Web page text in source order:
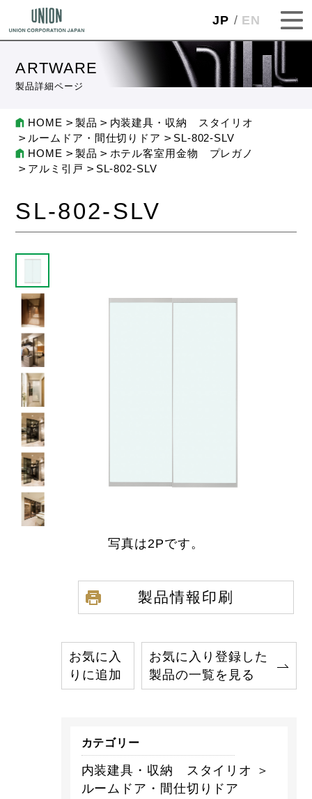
JP EN
ARTWARE
製品詳細ページ
HOME 製品
内装建具・収納 スタイリオ
ルームドア・間仕切りドア
SL-802-SLV
HOME
製品
ホテル客室用金物 プレガノ
アルミ引戸
SL-802-SLV
SL-802-SLV
写真は2Pです。
製品情報印刷
お気に入
りに追加
お気に入り登録した
製品の一覧を見る
カテゴリー
内装建具・収納 スタイリオ ＞
ルームドア・間仕切りドア